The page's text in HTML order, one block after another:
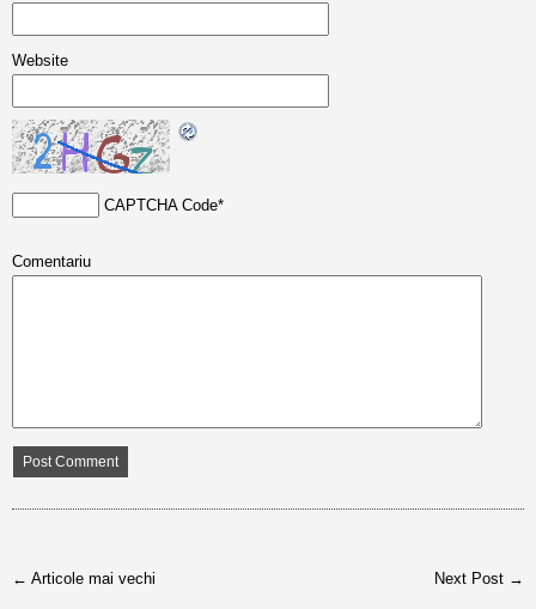
Website
CAPTCHA Code*
Comentariu
← Articole mai vechi Next Post →